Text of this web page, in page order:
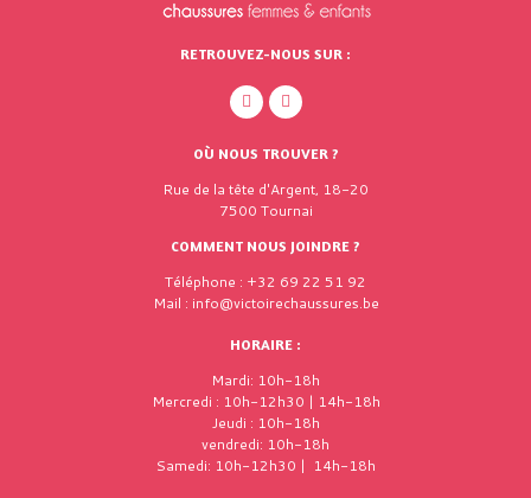
RETROUVEZ-NOUS SUR :
OÙ NOUS TROUVER ?
Rue de la tête d'Argent, 18-20
7500 Tournai
COMMENT NOUS JOINDRE ?
Téléphone : +32 69 22 51 92
Mail : info@victoirechaussures.be
HORAIRE :
Mardi: 10h-18h
Mercredi : 10h-12h30 | 14h-18h
Jeudi : 10h-18h
vendredi: 10h-18h
Samedi: 10h-12h30 | 14h-18h